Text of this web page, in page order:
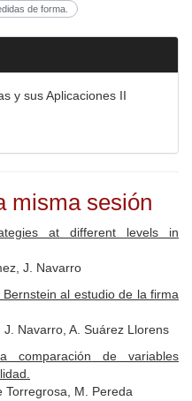
de forma.
y sus Aplicaciones II
misma sesión
at different levels in
J. Navarro
al estudio de la firma
J. Navarro, A. Suárez Llorens
comparación de variables
Torregrosa, M. Pereda